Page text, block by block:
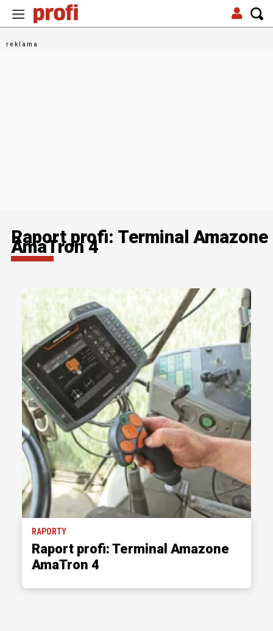
Raport profi: Terminal Amazone
AmaTron 4
RAPORTY
Raport profi: Terminal Amazone
AmaTron 4